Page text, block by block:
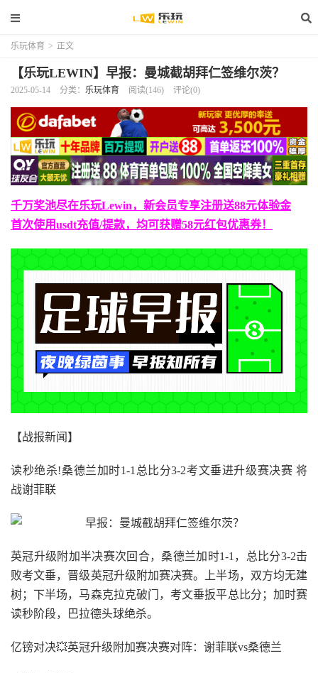
乐玩体育 > 正文
【乐玩LEWIN】早报：曼城截胡拜仁签维尔茨？
2025-05-14 分类： 乐玩体育 阅读(146) 评论(0)
千万奖池尽在乐玩Lewin，新会员专享注册送88元体验金
首次使用usdt充值/提款，均可获赠58元红包优惠券！
【战报新闻】
读秒绝杀!桑德兰加时1-1总比分3-2考文垂进升级赛决赛 将
战谢菲联
英冠升级附加半决赛次回合，桑德兰加时1-1，总比分3-2击
败考文垂，晋级英冠升级附加赛决赛。上半场，双方均无建
树；下半场，马森克拉克破门，考文垂扳平总比分；加时赛
读秒阶段，巴拉德头球绝杀。
亿镑对决💥英冠升级附加赛决赛对阵：谢菲联vs桑德兰